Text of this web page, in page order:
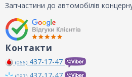
Запчастини до автомобілів
Контакти
(066) 437-17-47